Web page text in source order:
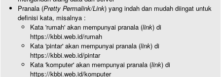
Pranala (Pretty Permalink/Link) yang indah dan mudah diingat untuk
definisi kata, misalnya :
Kata 'rumah' akan mempunyai pranala (link) di
https://kbbi.web.id/rumah
Kata 'pintar' akan mempunyai pranala (link) di
https://kbbi.web.id/pintar
Kata 'komputer' akan mempunyai pranala (link) di
https://kbbi.web.id/komputer